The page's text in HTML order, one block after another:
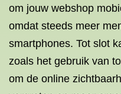
om jouw webshop
omdat steeds meer
smartphones. Tot slot
zoals het gebruik van
om de online